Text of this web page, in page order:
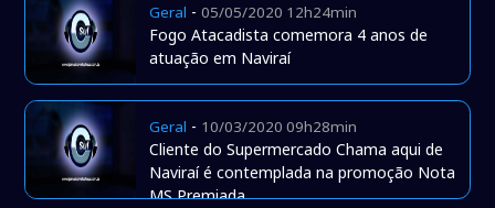
Geral -05/05/2020 12h24min
Fogo Atacadista comemora 4 anos de
atuação em Naviraí
Geral - 10/03/2020 09h28min
Cliente do Supermercado Chama aqui de
Naviraí é contemplada na promoção Nota
MS Premiada